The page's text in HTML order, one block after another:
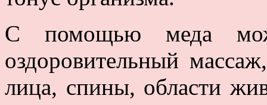
С помощью меда
оздоровительный
лица, спины, области